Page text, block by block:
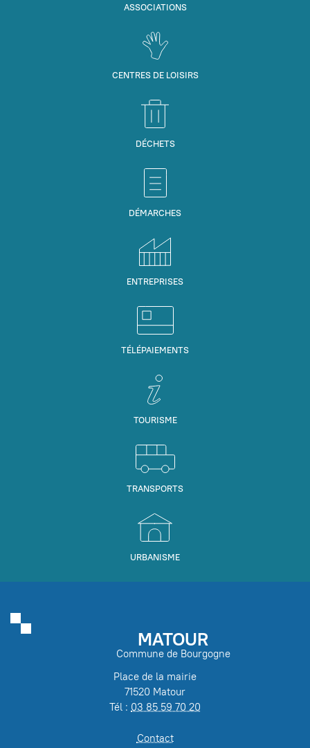
ASSOCIATIONS
CENTRES DE LOISIRS
DÉCHETS
DÉMARCHES
ENTREPRISES
TÉLÉPAIEMENTS
TOURISME
TRANSPORTS
URBANISME
MATOUR
Commune de Bourgogne
Place de la mairie
71520 Matour
Tél : 03 85 59 70 20
Contact